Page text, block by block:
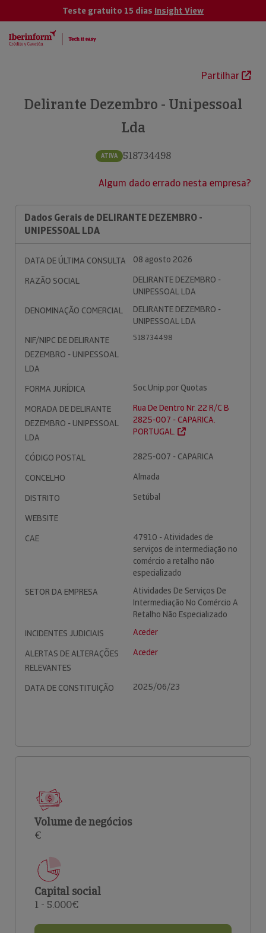
Teste gratuito 15 dias Insight View
Partilhar
Delirante Dezembro - Unipessoal
Lda
ATIVA 518734498
Algum dado errado nesta empresa?
Dados Gerais de DELIRANTE DEZEMBRO -
UNIPESSOAL LDA
DATA DE ÚLTIMA CONSULTA
08 agosto 2026
RAZÃO SOCIAL
DELIRANTE DEZEMBRO -
UNIPESSOAL LDA
DENOMINAÇÃO COMERCIAL
DELIRANTE DEZEMBRO -
UNIPESSOAL LDA
NIF/NIPC DE DELIRANTE
DEZEMBRO - UNIPESSOAL
LDA
518734498
FORMA JURÍDICA
Soc.Unip.por Quotas
MORADA DE DELIRANTE
DEZEMBRO - UNIPESSOAL
LDA
Rua De Dentro Nr. 22 R/C B
2825-007 - CAPARICA.
PORTUGAL.
CÓDIGO POSTAL
2825-007 - CAPARICA
CONCELHO
Almada
DISTRITO
Setúbal
WEBSITE
CAE
47910 - Atividades de
serviços de intermediação no
comércio a retalho não
especializado
SETOR DA EMPRESA
Atividades De Serviços De
Intermediação No Comércio A
Retalho Não Especializado
INCIDENTES JUDICIAIS
Aceder
ALERTAS DE ALTERAÇÕES
RELEVANTES
Aceder
DATA DE CONSTITUIÇÃO 2025/06/23
Volume de negócios
€
Capital social
1 - 5.000€